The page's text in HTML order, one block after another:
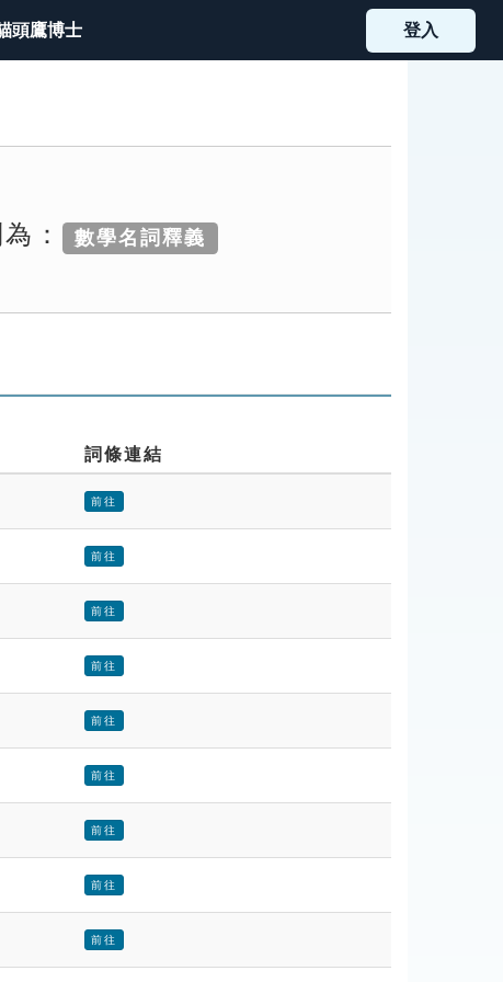
頭鷹博士 登入
： 數學名詞釋義
詞條連結
前往
前往
前往
前往
前往
前往
前往
前往
前往